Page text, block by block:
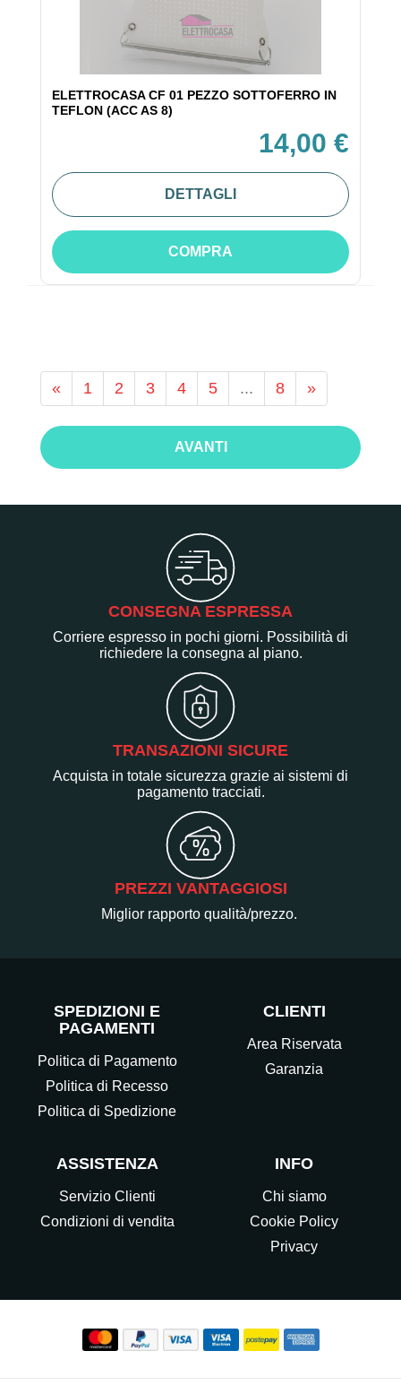
ELETTROCASA CF 01 PEZZO SOTTOFERRO IN
TEFLON (ACC AS 8)
14,00 €
DETTAGLI
COMPRA
« 1 2 3 4 5 ... 8 »
AVANTI
CONSEGNA ESPRESSA
Corriere espresso in pochi giorni. Possibilità di
richiedere la consegna al piano.
TRANSAZIONI SICURE
Acquista in totale sicurezza grazie ai sistemi di
pagamento tracciati.
PREZZI VANTAGGIOSI
Miglior rapporto qualità/prezzo.
SPEDIZIONI E
PAGAMENTI
Politica di Pagamento
Politica di Recesso
Politica di Spedizione
CLIENTI
Area Riservata
Garanzia
ASSISTENZA
Servizio Clienti
Condizioni di vendita
INFO
Chi siamo
Cookie Policy
Privacy